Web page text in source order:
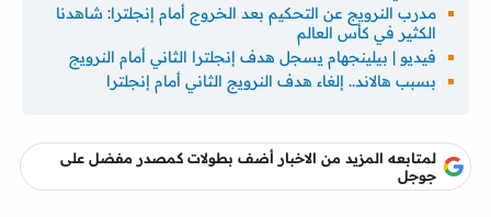
مدرب النرويج عن التحكيم بعد الخروج أمام إنجلترا: شاهدنا
الكثير في كأس العالم
فيديو | بيلينجهام يسجل هدف إنجلترا الثاني أمام النرويج
بسبب هالاند.. إلغاء هدف النرويج الثاني أمام إنجلترا
لمتابعه المزيد من الاخبار أضف بطولات كمصدر مفضل على
جوجل